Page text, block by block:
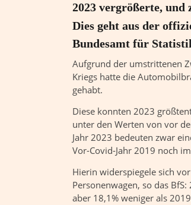
2023 vergrößerte,
Dies geht aus der
Bundesamt für
Aufgrund der umstrittenen
Kriegs hatte die
gehabt.
Diese konnten 2023
unter den Werten von vor
Jahr 2023 bedeuten zwar
Vor-Covid-Jahr 2019 noch
Hierin widerspiegele sich
Personenwagen, so das
aber 18,1% weniger als